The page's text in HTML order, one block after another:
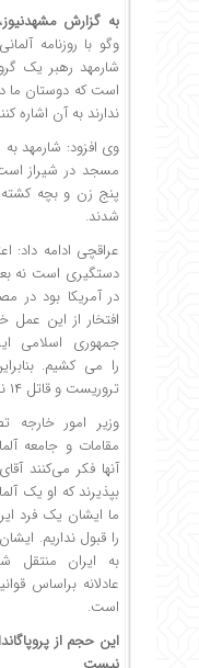
به گزارشمشهدنیوز
وگو با روزنامه
شارمهد رهبر یک
است که دوستان ما
ندارند به آن اشاره
وی افزود: شارمهد
مسجد در شیراز
شدند.
عراقچی ادامه داد:
دستگیری است نه
در آمریکا بود در
افتخار از این عمل
جمهوری اسلامی
را می کشیم.
تروریست و قاتل ۱۴ نفر کاملاً روشن است.
وزیر امور خارجه
مقامات و جامعه
آنها فکر می‌کنند
بپذیرند که او یک
ما ایشان یک فرد
را قبول نداریم.
به ایران
عادلانه براساس
است.
این حجم از